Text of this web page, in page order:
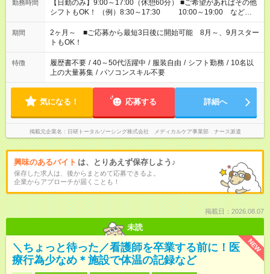
勤務時間
【日勤のみ】9:00～17:00（休憩60分） ■ご希望があればその他
シフトもOK！ （例）8:30～17:30 10:00～19:00 など
「家族とお休みを合わせたい」 「できれば残業はしたくない」
など、あなたのご希望に沿ったお仕事をご紹介します！ ※Wワ
ーク希望の方へ 今ご覧のお仕事で希望する勤務時間と、もう1つ
のお仕事の勤務時間。 合計で週40時間を超える場合は応募でき
ません
期間
2ヶ月～ ■ご応募から最短3日後に開始可能 8月～、9月スター
トもOK！
特徴 履歴書不要 / 40～50代活躍中 / 服装自由 / シフト勤務 / 10名以
上の大量募集 / パソコンスキル不要
気になる！ 応募する 詳細へ
掲載元企業名 日研トータルソーシング株式会社 メディカルケア事業部 ナース派遣
興味のあるバイト は、とりあえず保存しよう♪
保存した求人は、後からまとめて応募できるよ。
企業からアプローチが届くことも！
掲載日：2026.08.07
未読
NEW
＼ちょっと待った／看護師を卒業する前に！医
療行為少なめ＊施設で体温の記録など